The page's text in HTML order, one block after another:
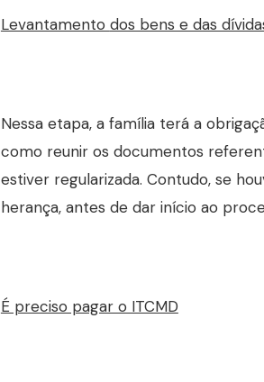
Levantamento dos bens e das
Nessa etapa, a família terá a
como reunir os documentos
estiver regularizada. Contudo, se
herança, antes de dar início ao
É preciso pagar o ITCMD